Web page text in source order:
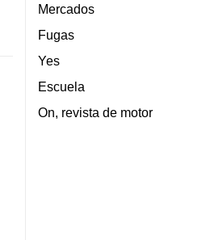
Mercados
Fugas
Yes
Escuela
On, revista de motor